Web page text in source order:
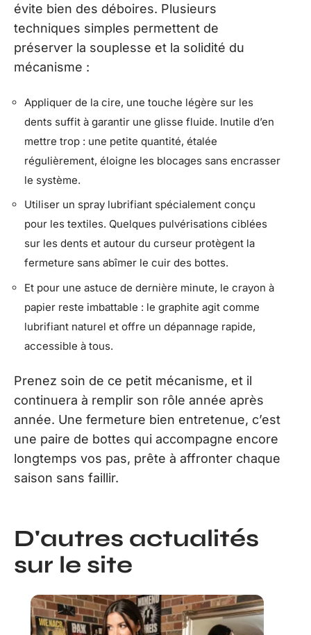
évite bien des déboires. Plusieurs
techniques simples permettent de
préserver la souplesse et la solidité du
mécanisme :
Appliquer de la cire, une touche légère sur les
dents suffit à garantir une glisse fluide. Inutile d’en
mettre trop : une petite quantité, étalée
régulièrement, éloigne les blocages sans encrasser
le système.
Utiliser un spray lubrifiant spécialement conçu
pour les textiles. Quelques pulvérisations ciblées
sur les dents et autour du curseur protègent la
fermeture sans abîmer le cuir des bottes.
Et pour une astuce de dernière minute, le crayon à
papier reste imbattable : le graphite agit comme
lubrifiant naturel et offre un dépannage rapide,
accessible à tous.
Prenez soin de ce petit mécanisme, et il
continuera à remplir son rôle année après
année. Une fermeture bien entretenue, c’est
une paire de bottes qui accompagne encore
longtemps vos pas, prête à affronter chaque
saison sans faillir.
D'autres actualités
sur le site